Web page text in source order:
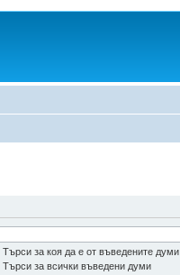
Търси за коя да е от въведените думи
Търси за всички въведени думи